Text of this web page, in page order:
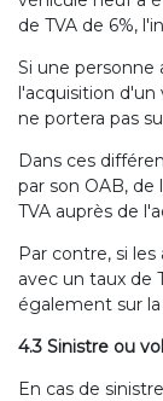
de TVA de 6%,
Si une personne
l'acquisition
ne portera pas
Dans ces
par son OAB,
TVA auprès de
Par contre, si
avec un taux de
également sur la
4.3 Sinistre ou vol
En cas de